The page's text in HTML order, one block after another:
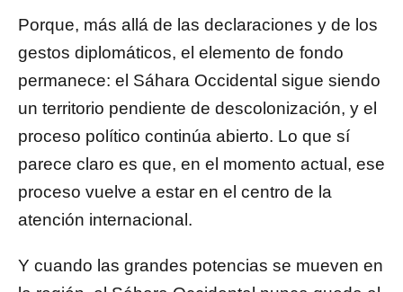
Porque, más allá de las declaraciones y de los
gestos diplomáticos, el elemento de fondo
permanece: el Sáhara Occidental sigue siendo
un territorio pendiente de descolonización, y el
proceso político continúa abierto. Lo que sí
parece claro es que, en el momento actual, ese
proceso vuelve a estar en el centro de la
atención internacional.
Y cuando las grandes potencias se mueven en